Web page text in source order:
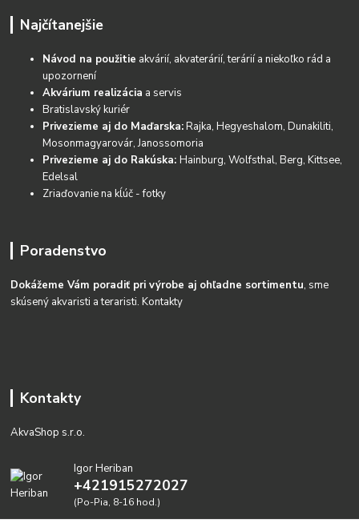
Najčítanejšie
Návod na použitie akvárií, akvaterárií, terárií a niekoľko rád a
upozornení
Akvárium realizácia a servis
Bratislavský kuriér
Privezieme aj do Maďarska:Rajka, Hegyeshalom, Dunakiliti,
Mosonmagyarovár, Janossomoria
Privezieme aj do Rakúska:Hainburg, Wolfsthal, Berg, Kittsee,
Edelsal
Zriaďovanie na kĺúč - fotky
Poradenstvo
Dokážeme Vám poradiť pri výrobe aj ohľadne sortimentu, sme
skúsený akvaristi a teraristi.Kontakty
Kontakty
AkvaShop s.r.o.
Igor Heriban
+421915272027
(Po-Pia, 8-16 hod.)